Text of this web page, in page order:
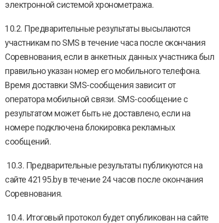
электронной системой хронометража.
10.2. Предварительные результаты высылаются
участникам по SMS в течение часа после окончания
Соревнования, если в анкетных данных участника был
правильно указан номер его мобильного телефона.
Время доставки SMS-сообщения зависит от
оператора мобильной связи. SMS-сообщение с
результатом может быть не доставлено, если на
номере подключена блокировка рекламных
сообщений.
10.3. Предварительные результаты публикуются на
сайте 42195.by в течение 24 часов после окончания
Соревнования.
10.4. Итоговый протокол будет опубликован на сайте